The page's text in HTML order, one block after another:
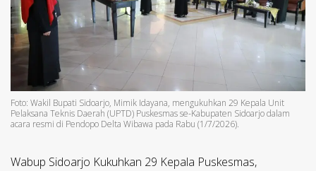
Foto: Wakil Bupati Sidoarjo, Mimik Idayana, mengukuhkan 29 Kepala Unit
Pelaksana Teknis Daerah (UPTD) Puskesmas se-Kabupaten Sidoarjo dalam
acara resmi di Pendopo Delta Wibawa pada Rabu (1/7/2026).
Wabup Sidoarjo Kukuhkan 29 Kepala Puskesmas,